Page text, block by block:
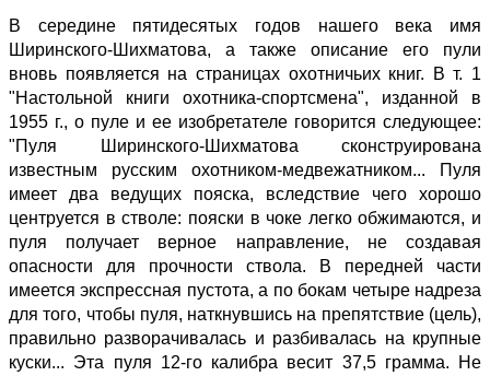
В середине пятидесятых годов нашего века имя
Ширинского-Шихматова, а также описание его пули
вновь появляется на страницах охотничьих книг. В т. 1
"Настольной книги охотника-спортсмена", изданной в
1955 г., о пуле и ее изобретателе говорится следующее:
"Пуля Ширинского-Шихматова сконструирована
известным русским охотником-медвежатником... Пуля
имеет два ведущих пояска, вследствие чего хорошо
центруется в стволе: пояски в чоке легко обжимаются, и
пуля получает верное направление, не создавая
опасности для прочности ствола. В передней части
имеется экспрессная пустота, а по бокам четыре надреза
для того, чтобы пуля, наткнувшись на препятствие (цель),
правильно разворачивалась и разбивалась на крупные
куски... Эта пуля 12-го калибра весит 37,5 грамма. Не